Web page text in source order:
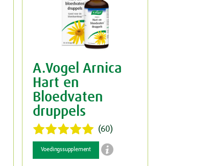
A.Vogel Arnica
Hart en
Bloedvaten
druppels
(60)
Voedingssupplement 